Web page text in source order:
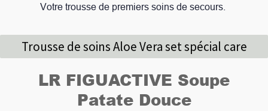
Votre trousse de premiers soins de secours.
Trousse de soins Aloe Vera set spécial care
LR FIGUACTIVE Soupe
Patate Douce